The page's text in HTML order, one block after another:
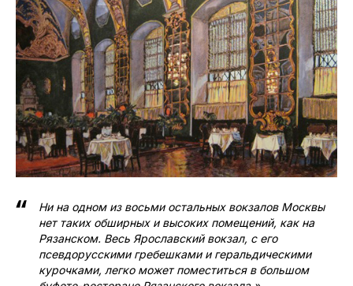
Ни на одном из восьми остальных вокзалов Москвы
нет таких обширных и высоких помещений, как на
Рязанском. Весь Ярославский вокзал, с его
псевдорусскими гребешками и геральдическими
курочками, легко может поместиться в большом